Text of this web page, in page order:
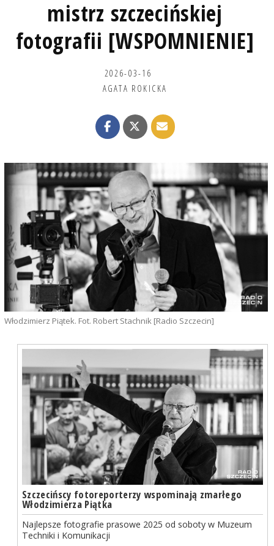
mistrz szczecińskiej
fotografii [WSPOMNIENIE]
2026-03-16
AGATA ROKICKA
Włodzimierz Piątek. Fot. Robert Stachnik [Radio Szczecin]
Szczecińscy fotoreporterzy wspominają zmarłego
Włodzimierza Piątka
Najlepsze fotografie prasowe 2025 od soboty w Muzeum
Techniki i Komunikacji